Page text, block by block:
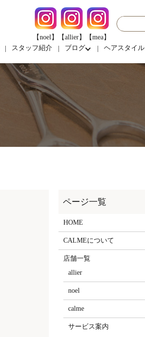
スタッフ紹介 ブログ ヘアスタイル
【noel】 【allier】 【mea】
HOME
CALMEについて
店舗一覧
allier
noel
calme
サービス案内